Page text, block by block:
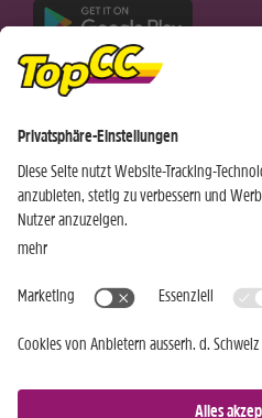
Nur für Android-Geräte
Wochen Hits
Standorte
Kundenbereich
Aktuelles